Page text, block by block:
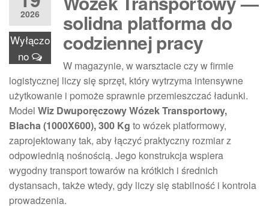
2026
Wyłączo
no
solidna platforma do
codziennej pracy
W magazynie, w warsztacie czy w firmie
logistycznej liczy się sprzęt, który wytrzyma intensywne
użytkowanie i pomoże sprawnie przemieszczać ładunki.
Model Wiz Dwuporęczowy Wózek Transportowy,
Blacha (1000X600), 300 Kg to wózek platformowy,
zaprojektowany tak, aby łączyć praktyczny rozmiar z
odpowiednią nośnością. Jego konstrukcja wspiera
wygodny transport towarów na krótkich i średnich
dystansach, także wtedy, gdy liczy się stabilność i kontrola
prowadzenia.